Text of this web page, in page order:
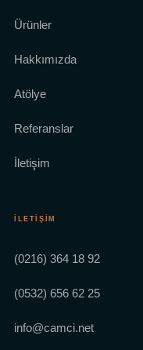
Ürünler
Hakkımızda
Atölye
Referanslar
İletişim
İLETIŞIM
(0216) 364 18 92
(0532) 656 62 25
info@camci.net